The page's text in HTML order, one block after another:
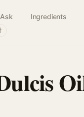
Ask Ingredients